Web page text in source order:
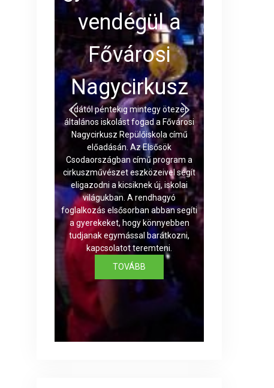
vendégül a
Fővárosi
Nagycirkusz
rdától péntekig mintegy ötezer
általános iskolást fogad a Fővárosi
Nagycirkusz Repülőiskola című
előadásán. Az Elsősök
Csodaországban című program a
cirkuszművészet eszközeivel segít
eligazodni a kicsiknek új, iskolai
világukban. A rendhagyó
foglalkozás elsősorban abban segíti
a gyerekeket, hogy könnyebben
tudjanak egymással barátkozni,
kapcsolatot teremteni.
TOVÁBB